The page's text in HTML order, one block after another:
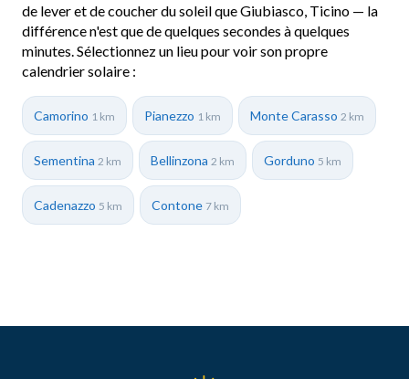
de lever et de coucher du soleil que Giubiasco, Ticino — la
différence n'est que de quelques secondes à quelques
minutes. Sélectionnez un lieu pour voir son propre
calendrier solaire :
Camorino 1 km Pianezzo 1 km Monte Carasso 2 km
Sementina 2 km Bellinzona 2 km Gorduno 5 km
Cadenazzo 5 km Contone 7 km